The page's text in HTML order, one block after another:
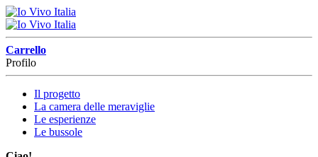
Carrello
Profilo
Il progetto
La camera delle meraviglie
Le esperienze
Le bussole